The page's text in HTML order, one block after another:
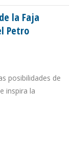
la Faja
Petro
posibilidades de
inspira la